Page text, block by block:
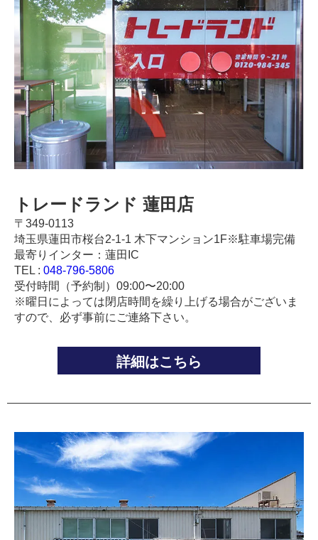
トレードランド 蓮田店
〒349-0113
埼玉県蓮田市桜台2-1-1 木下マンション1F※駐車場完備
最寄りインター：蓮田IC
TEL : 048-796-5806
受付時間（予約制）09:00〜20:00
※曜日によっては閉店時間を繰り上げる場合がございま
すので、必ず事前にご連絡下さい。
詳細はこちら